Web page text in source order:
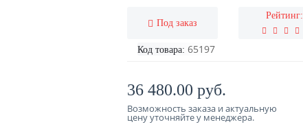
Под заказ
Рейтинг:
Код товара: 65197
36 480.00 руб.
Возможность заказа и актуальную
цену уточняйте у менеджера.